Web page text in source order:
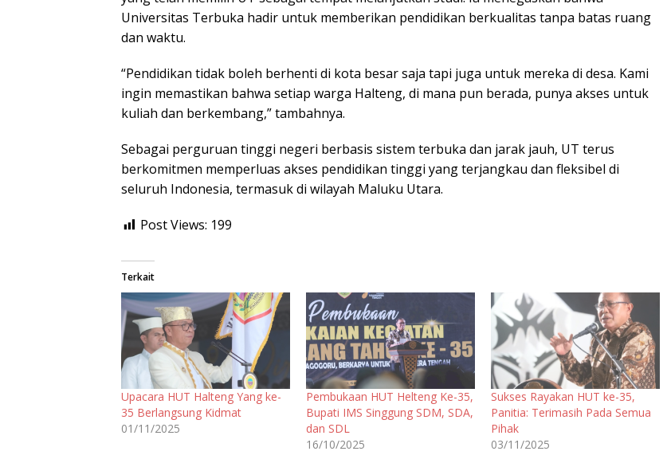
Universitas Terbuka hadir untuk memberikan pendidikan berkualitas tanpa batas ruang
dan waktu.
“Pendidikan tidak boleh berhenti di kota besar saja tapi juga untuk mereka di desa. Kami
ingin memastikan bahwa setiap warga Halteng, di mana pun berada, punya akses untuk
kuliah dan berkembang,” tambahnya.
Sebagai perguruan tinggi negeri berbasis sistem terbuka dan jarak jauh, UT terus
berkomitmen memperluas akses pendidikan tinggi yang terjangkau dan fleksibel di
seluruh Indonesia, termasuk di wilayah Maluku Utara.
Post Views: 199
Terkait
Upacara HUT Halteng Yang ke-
35 Berlangsung Kidmat
01/11/2025
Pembukaan HUT Helteng Ke-35,
Bupati IMS Singgung SDM, SDA,
dan SDL
16/10/2025
Sukses Rayakan HUT ke-35,
Panitia: Terimasih Pada Semua
Pihak
03/11/2025